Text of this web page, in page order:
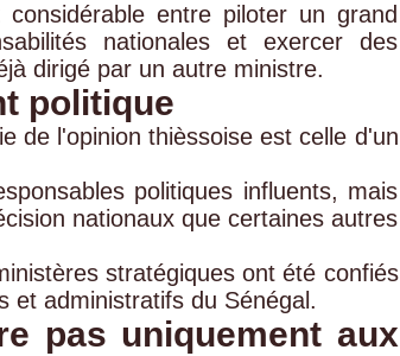
entre piloter un grand
nationales et exercer des
dirigé par un autre ministre.
politique
de l'opinion thièssoise est celle d'un
politiques influents, mais
nationaux que certaines autres
stratégiques ont été confiés
et administratifs du Sénégal.
pas uniquement aux